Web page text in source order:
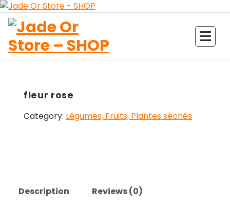
Aller
au
contenu
fleur rose
Category: Légumes, Fruits, Plantes séchés
Description Reviews (0)